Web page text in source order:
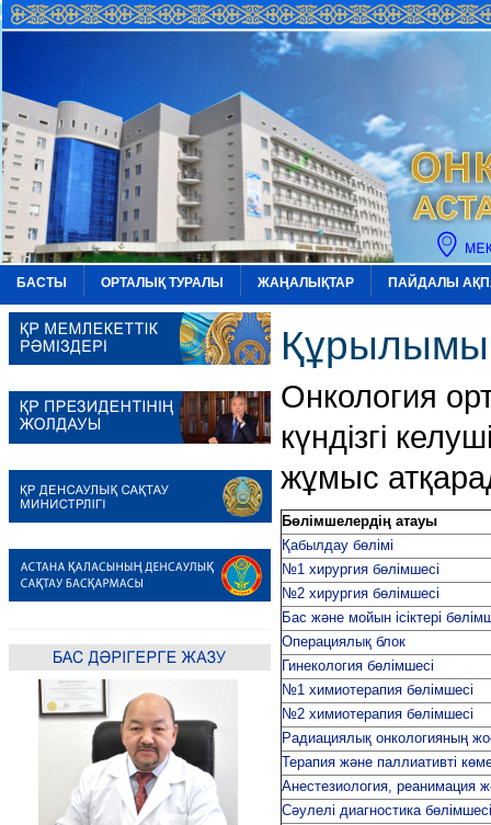
БАСТЫ ОРТАЛЫҚ ТУРАЛЫ ЖАҢАЛЫҚТАР ПАЙДАЛЫ
Құрылымы
Онкология
күндізгі
жұмыс
Бөлімшелердің атауы
Қабылдау бөлімі
№1 хирургия бөлімшесі
№2 хирургия бөлімшесі
Бас және мойын ісіктері
Операциялық блок
Гинекология бөлімшесі
№1 химиотерапия бөлімшесі
№2 химиотерапия бөлімшесі
Радиациялық онкологияның
Терапия және паллиативті
Анестезиология, реанимация
Сәулелі диагностика бөлімшесі